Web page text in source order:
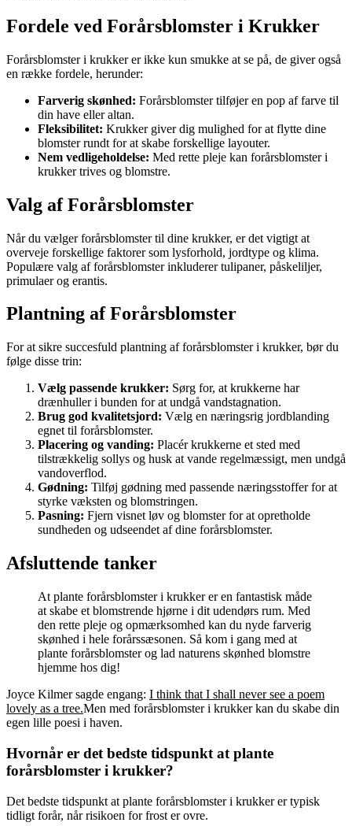
Fordele ved Forårsblomster i Krukker
Forårsblomster i krukker er ikke kun smukke at se på, de giver også
en række fordele, herunder:
Farverig skønhed: Forårsblomster tilføjer en pop af farve til
din have eller altan.
Fleksibilitet: Krukker giver dig mulighed for at flytte dine
blomster rundt for at skabe forskellige layouter.
Nem vedligeholdelse: Med rette pleje kan forårsblomster i
krukker trives og blomstre.
Valg af Forårsblomster
Når du vælger forårsblomster til dine krukker, er det vigtigt at
overveje forskellige faktorer som lysforhold, jordtype og klima.
Populære valg af forårsblomster inkluderer tulipaner, påskeliljer,
primulaer og erantis.
Plantning af Forårsblomster
For at sikre succesfuld plantning af forårsblomster i krukker, bør du
følge disse trin:
Vælg passende krukker: Sørg for, at krukkerne har
drænhuller i bunden for at undgå vandstagnation.
Brug god kvalitetsjord: Vælg en næringsrig jordblanding
egnet til forårsblomster.
Placering og vanding: Placér krukkerne et sted med
tilstrækkelig sollys og husk at vande regelmæssigt, men undgå
vandoverflod.
Gødning: Tilføj gødning med passende næringsstoffer for at
styrke væksten og blomstringen.
Pasning: Fjern visnet løv og blomster for at opretholde
sundheden og udseendet af dine forårsblomster.
Afsluttende tanker
At plante forårsblomster i krukker er en fantastisk måde
at skabe et blomstrende hjørne i dit udendørs rum. Med
den rette pleje og opmærksomhed kan du nyde farverig
skønhed i hele forårssæsonen. Så kom i gang med at
plante forårsblomster og lad naturens skønhed blomstre
hjemme hos dig!
Joyce Kilmer sagde engang: I think that I shall never see a poem
lovely as a tree.Men med forårsblomster i krukker kan du skabe din
egen lille poesi i haven.
Hvornår er det bedste tidspunkt at plante
forårsblomster i krukker?
Det bedste tidspunkt at plante forårsblomster i krukker er typisk
tidligt forår, når risikoen for frost er ovre.